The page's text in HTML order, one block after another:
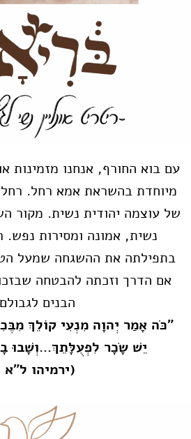
עם בוא החורף, אנחנו מזמינות
מיוחדת בהשראת אמא רחל.
של עוצמה יהודית נשית. מקור
נשית, אמונה ומסירות נפש.
בתפילתה את ההשגחה שמעל
אם הדרך וזכתה להבטחה
הבנים
"כֹּה אָמַר יְהוָה מִנְעִי קוֹלֵךְ
יֵשׁ שָׂכָר לִפְעֻלָּתֵךְ…וְשָׁבוּ
(ירמיהו ל"א